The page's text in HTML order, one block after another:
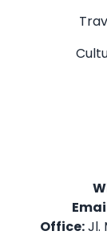
Office:Jl.